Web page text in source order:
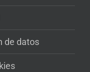
de datos